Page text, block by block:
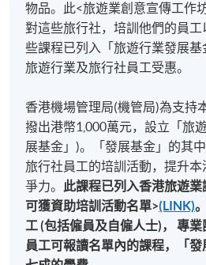
物品。此<旅遊業創意宣傳工作
對這些旅行社，培訓他們的員
些課程已列入「旅遊行業發展
旅遊行業及旅行社員工受惠。
香港機場管理局(機管局)為支持
撥出港幣1,000萬元，設立「旅
展基金」)。「發展基金」的其
旅行社員工的培訓活動，提升
爭力。
此課程已列入香港旅遊
可獲資助培訓活動名單>(LINK)
工 (包括僱員及自僱人士)， 專
員工可報讀名單內的課程，「